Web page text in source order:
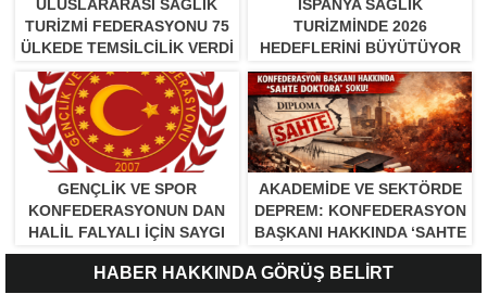
ULUSLARARASI SAĞLIK
TURIZMI FEDERASYONU 75
ÜLKEDE TEMSILCILIK VERDI
İSPANYA SAĞLIK
TURIZMINDE 2026
HEDEFLERINI BÜYÜTÜYOR
GENÇLİK VE SPOR
KONFEDERASYONUN DAN
HALİL FALYALI İÇİN SAYGI
MESAJI YAYINLADI
AKADEMİDE VE SEKTÖRDE
DEPREM: KONFEDERASYON
BAŞKANI HAKKINDA ‘SAHTE
DOKTORA’ ŞOKU!
HABER HAKKINDA GÖRÜŞ BELİRT